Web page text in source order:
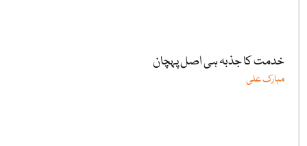
خدمت کا جذبہ ہی اصل پہچان
مبارک علی